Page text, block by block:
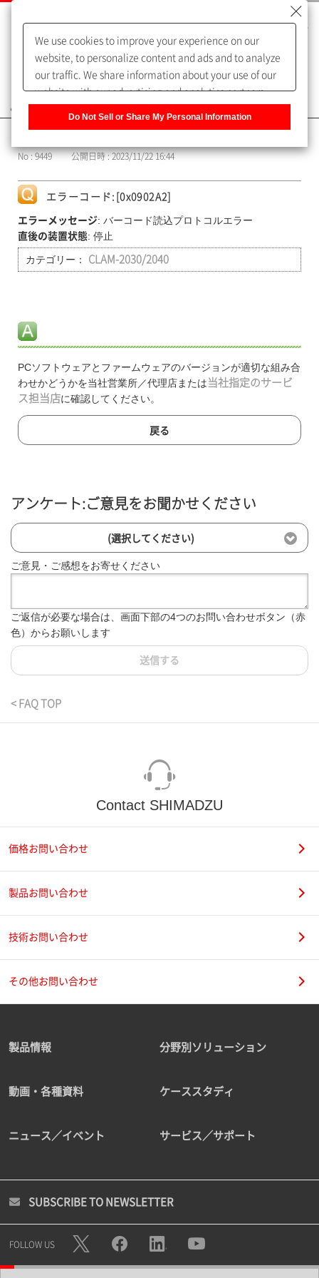
よくあるご質問（FAQ）
No : 9449 公開日時 : 2023/11/22 16:44
エラーコード:[0x0902A2]
エラーメッセージ: バーコード読込プロトコルエラー
直後の装置状態: 停止
カテゴリー： CLAM-2030/2040
PCソフトウェアとファームウェアのバージョンが適切な組み合
わせかどうかを当社営業所／代理店または 当社指定のサービ
ス担当店に確認してください。
戻る
アンケート:ご意見をお聞かせください
(選択してください)
ご意見・ご感想をお寄せください
ご返信が必要な場合は、画面下部の4つのお問い合わせボタン（赤
色）からお願いします
送信する
< FAQ TOP
Contact SHIMADZU
価格お問い合わせ
製品お問い合わせ
技術お問い合わせ
その他お問い合わせ
製品情報 分野別ソリューション
動画・各種資料 ケーススタディ
ニュース／イベント サービス／サポート
SUBSCRIBE TO NEWSLETTER
FOLLOW US
We use cookies to improve your experience on our
website, to personalize content and ads and to analyze
our traffic. We share information about your use of our
website with our advertising and analytics partners,
of our sharing information about you with our partners.
Information] to customize your cookie settings on our
Do Not Sell or Share My Personal Information